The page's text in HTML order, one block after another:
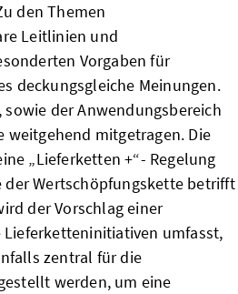
den Themen
Leitlinien und
Vorgaben für
deckungsgleiche Meinungen.
der Anwendungsbereich
mitgetragen. Die
„Lieferketten +“- Regelung
der Wertschöpfungskette betrifft
der Vorschlag einer
umfasst,
zentral für die
werden, um eine